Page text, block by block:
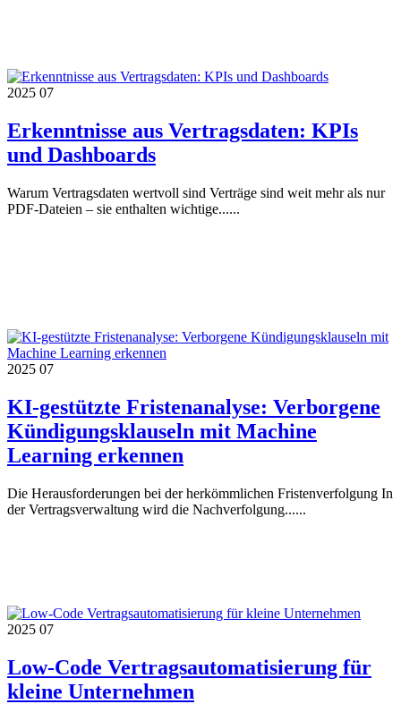
2025 07
Erkenntnisse aus Vertragsdaten: KPIs
und Dashboards
Warum Vertragsdaten wertvoll sind Verträge sind weit mehr als nur
PDF-Dateien – sie enthalten wichtige......
2025 07
KI-gestützte Fristenanalyse: Verborgene
Kündigungsklauseln mit Machine
Learning erkennen
Die Herausforderungen bei der herkömmlichen Fristenverfolgung In
der Vertragsverwaltung wird die Nachverfolgung......
2025 07
Low-Code Vertragsautomatisierung für
kleine Unternehmen